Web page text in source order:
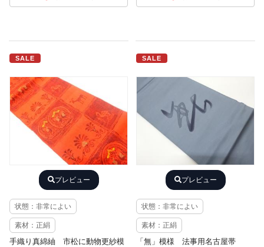
SALE
プレビュー
状態：非常によい
素材：正絹
手織り真綿紬 市松に動物更紗模
SALE
プレビュー
状態：非常によい
素材：正絹
「無」模様 法事用名古屋帯